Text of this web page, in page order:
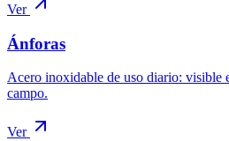
Ver
Ánforas
Acero inoxidable de uso diario: visible
campo.
Ver